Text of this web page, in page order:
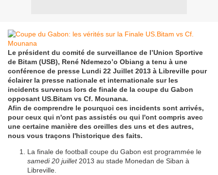
Le président du comité de surveillance de l’Union Sportive
de Bitam (USB), René Ndemezo’o Obiang a tenu à une
conférence de presse Lundi 22 Juillet 2013 à Libreville pour
éclairer la presse nationale et internationale sur les
incidents survenus lors de finale de la coupe du Gabon
opposant US.Bitam vs Cf. Mounana.
Afin de comprendre le pourquoi ces incidents sont arrivés,
pour ceux qui n'ont pas assistés ou qui l'ont compris avec
une certaine manière des oreilles des uns et des autres,
nous vous traçons l'historique des faits.
La finale de football coupe du Gabon est programmée le
samedi 20 juillet 2013 au stade Monedan de Siban à
Libreville.